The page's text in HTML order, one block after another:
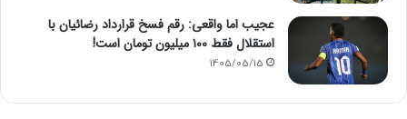
عجیب اما واقعی: رقم فسخ قرارداد رضائیان با
استقلال فقط ۱۰۰ میلیون تومان است!
1405/05/15